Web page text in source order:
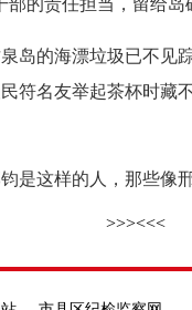
的责任担当，留给岛
的海漂垃圾已不见
符名友举起茶杯时
这样的人，那些像
>>><<<